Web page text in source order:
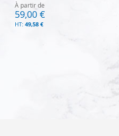
À partir de
59,00 €
49,58 €